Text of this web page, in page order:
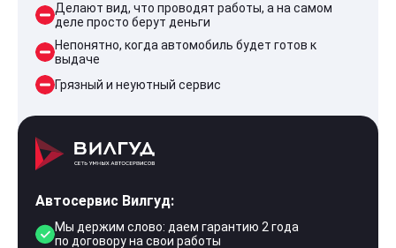
Делают вид, что проводят работы, а на самом
деле просто берут деньги
Непонятно, когда автомобиль будет готов к
выдаче
Грязный и неуютный сервис
Автосервис Вилгуд:
Мы держим слово: даем гарантию 2 года
по договору на свои работы